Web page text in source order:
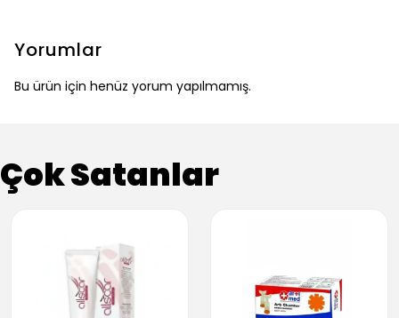
Yorumlar
Bu ürün için henüz yorum yapılmamış.
Çok Satanlar